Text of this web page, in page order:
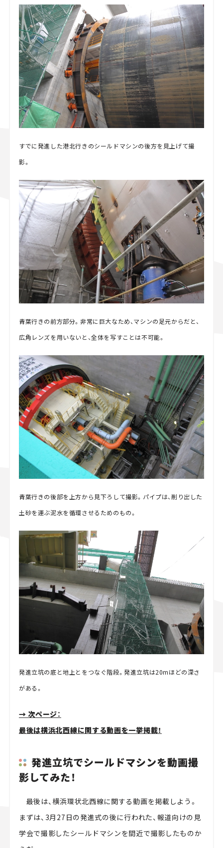
すでに発進した港北行きのシールドマシンの後方を見上げて撮
影。
青葉行きの前方部分。非常に巨大なため、マシンの足元からだと、
広角レンズを用いないと、全体を写すことは不可能。
青葉行きの後部を上方から見下ろして撮影。パイプは、削り出した
土砂を運ぶ泥水を循環させるためのもの。
発進立坑の底と地上とをつなぐ階段。発進立坑は20mほどの深さ
がある。
→ 次ページ：
最後は横浜北西線に関する動画を一挙掲載！
発進立坑でシールドマシンを動画撮
影してみた！
最後は、横浜環状北西線に関する動画を掲載しよう。
まずは、3月27日の発進式の後に行われた、報道向けの見
学会で撮影したシールドマシンを間近で撮影したものか